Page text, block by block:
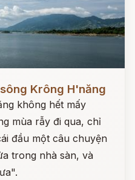
Krông H'năng
không hết mấy
mùa rẫy đi qua, chỉ
đầu một câu chuyện
trong nhà sàn, và